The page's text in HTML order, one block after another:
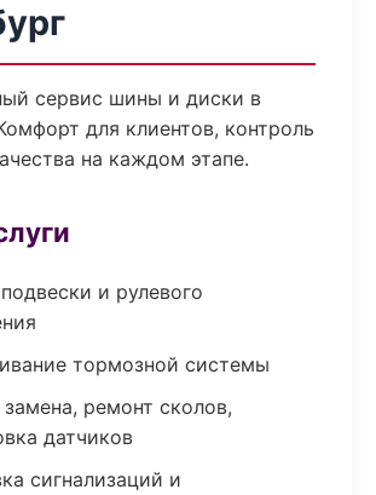
сервис шины и диски в
для клиентов, контроль
на каждом этапе.
и рулевого
тормозной системы
ремонт сколов,
датчиков
сигнализаций и